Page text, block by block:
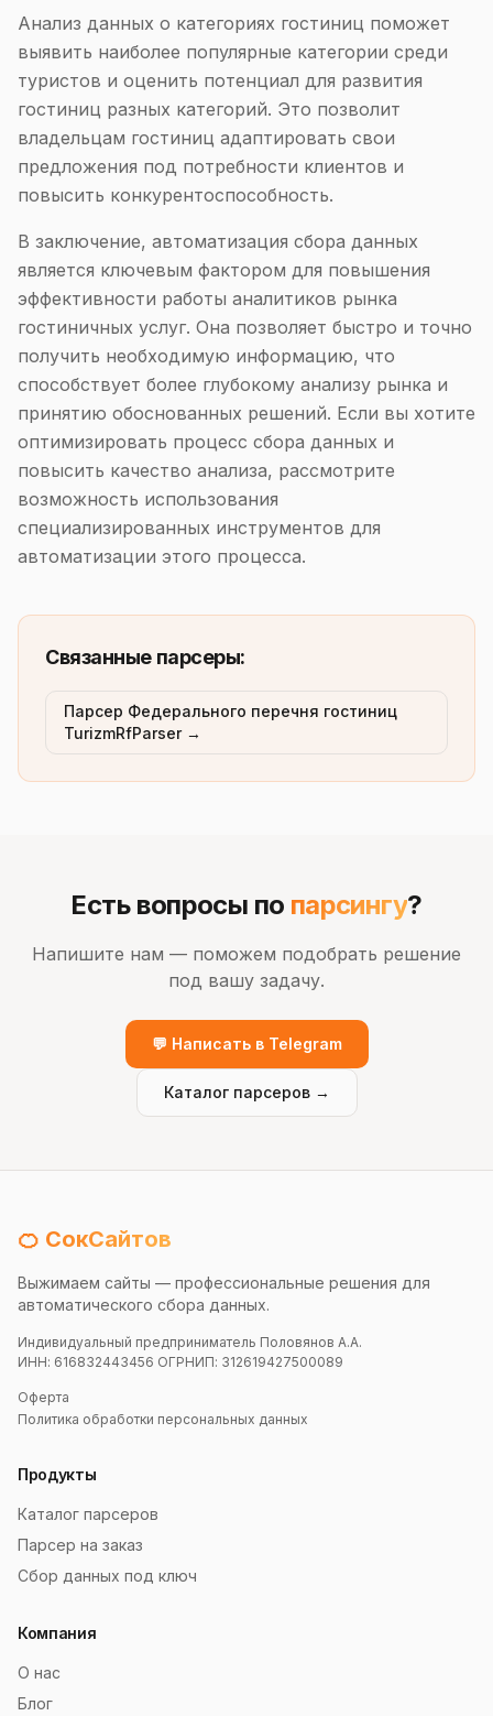
Анализ данных о категориях гостиниц поможет
выявить наиболее популярные категории среди
туристов и оценить потенциал для развития
гостиниц разных категорий. Это позволит
владельцам гостиниц адаптировать свои
предложения под потребности клиентов и
повысить конкурентоспособность.
В заключение, автоматизация сбора данных
является ключевым фактором для повышения
эффективности работы аналитиков рынка
гостиничных услуг. Она позволяет быстро и точно
получить необходимую информацию, что
способствует более глубокому анализу рынка и
принятию обоснованных решений. Если вы хотите
оптимизировать процесс сбора данных и
повысить качество анализа, рассмотрите
возможность использования
специализированных инструментов для
автоматизации этого процесса.
Связанные парсеры:
Парсер Федерального перечня гостиниц
TurizmRfParser →
Есть вопросы по парсингу?
Напишите нам — поможем подобрать решение
под вашу задачу.
💬 Написать в Telegram
Каталог парсеров →
🍊 СокСайтов
Выжимаем сайты — профессиональные решения для
автоматического сбора данных.
Индивидуальный предприниматель Половянов А.А.
ИНН: 616832443456 ОГРНИП: 312619427500089
Оферта
Политика обработки персональных данных
Продукты
Каталог парсеров
Парсер на заказ
Сбор данных под ключ
Компания
О нас
Блог